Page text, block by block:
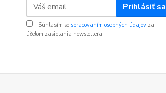
Prihlásiť sa
Súhlasím so spracovaním osobných údajov za
účelom zasielania newslettera.